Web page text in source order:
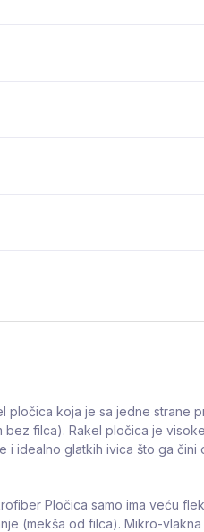
koja je sa jedne
filca). Rakel pločica je
idealno glatkih ivica što ga čini
Pločica samo ima veću
(mekša od filca). Mikro-